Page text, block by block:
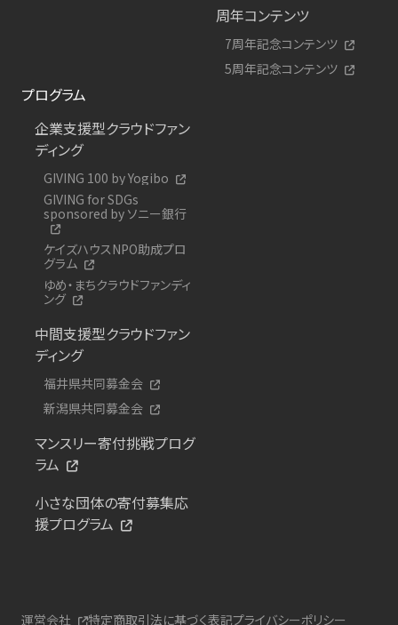
周年コンテンツ
7周年記念コンテンツ
5周年記念コンテンツ
プログラム
企業支援型クラウドファン
ディング
GIVING 100 by Yogibo
GIVING for SDGs
sponsored by ソニー銀行
ケイズハウスNPO助成プロ
グラム
ゆめ・まちクラウドファンディ
ング
中間支援型クラウドファン
ディング
福井県共同募金会
新潟県共同募金会
マンスリー寄付挑戦プログ
ラム
小さな団体の寄付募集応
援プログラム
運営会社 特定商取引法に基づく表記プライバシーポリシー